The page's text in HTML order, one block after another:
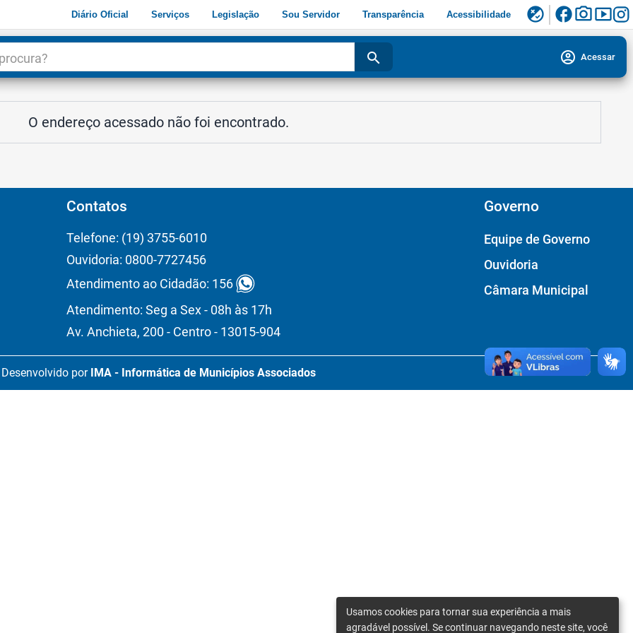
Diário Oficial Serviços Legislação Sou Servidor Transparência Acessibilidade flaky facebookphoto_camerasmart_display
search account_circle Acessar
O endereço acessado não foi encontrado.
Contatos
Telefone: (19) 3755-6010
Ouvidoria: 0800-7727456
Atendimento ao Cidadão: 156
Atendimento: Seg a Sex - 08h às 17h
Av. Anchieta, 200 - Centro - 13015-904
Governo
Equipe de Governo
Ouvidoria
Câmara Municipal
Desenvolvido por IMA - Informática de Municípios Associados
Usamos cookies para tornar sua experiência a mais
agradável possível. Se continuar navegando neste site, você